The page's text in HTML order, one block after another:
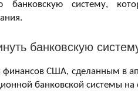
банковскую систему,
банковскую
США, сделанным в
банковской системы